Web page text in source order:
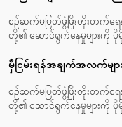
စဉ်ဆက်မပြတ်ဖွံ့ဖြိုးတိုးတက်ရေ
တို့၏ ဆောင်ရွက်နေမှုများကို ပို
မှီငြမ်းရန်အချက်အလက်မျာ
စဉ်ဆက်မပြတ်ဖွံ့ဖြိုးတိုးတက်ရေ
တို့၏ ဆောင်ရွက်နေမှုများကို ပို